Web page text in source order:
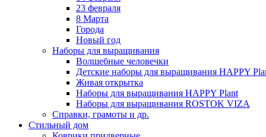
23 февраля
8 Марта
Города
Новый год
Наборы для выращивания
Волшебные человечки
Детские наборы для выращивания HAPPY
Живая открытка
Наборы для выращивания HAPPY Plant
Наборы для выращивания ROSTOK VIZA
Справки, грамоты и др.
Стильный дом